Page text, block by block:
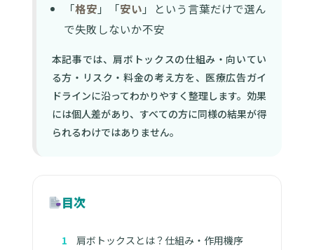
「格安 」「安い 」という言葉だけで選ん
で失敗しないか不安
本記事では、肩ボトックスの仕組み・向いてい
る方・リスク・料金の考え方を、医療広告ガイ
ドラインに沿ってわかりやすく整理します。効果
には個人差があり、すべての方に同様の結果が得
られるわけではありません。
目次
肩ボトックスとは？仕組み・作用機序